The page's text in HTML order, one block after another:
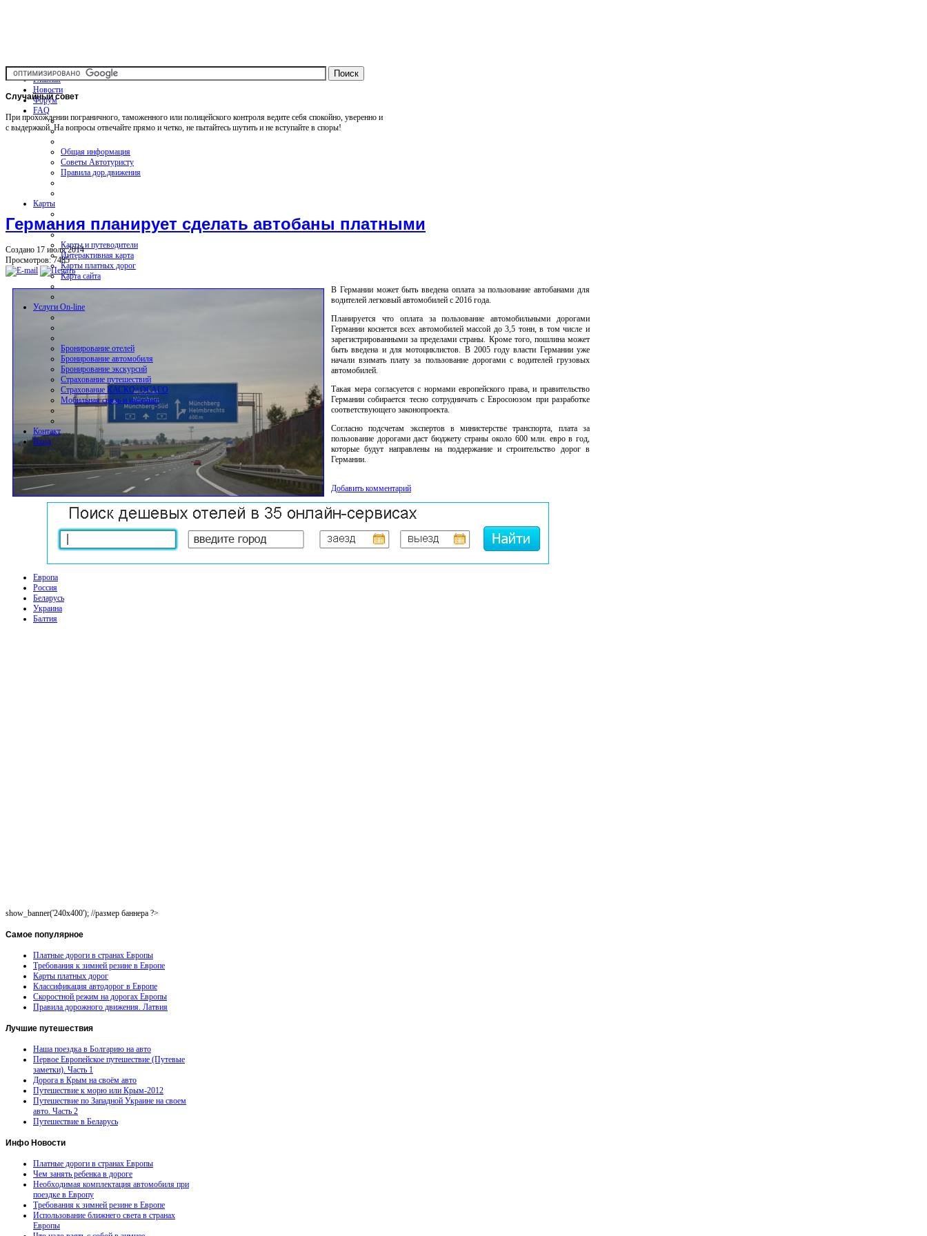
Главная
Новости
Форум
FAQ
Общая информация
Советы Автотуристу
Правила дор.движения
Карты
Карты и путеводители
Интерактивная карта
Карты платных дорог
Карта сайта
Услуги On-line
Бронирование отелей
Бронирование автомобиля
Бронирование экскурсий
Страхование путешествий
Страхование КАСКО+ОСАГО
Мобильная связь и интернет
Контакт
Вход
Случайныйсовет
При прохождении пограничного, таможенного или полицейского контроля ведите себя спокойно, уверенно и
с выдержкой. На вопросы отвечайте прямо и четко, не пытайтесь шутить и не вступайте в споры!
Германия планирует сделать автобаны платными
Создано 17 июля 2014
Просмотров: 7485
В Германии может быть введена оплата за пользование автобанами для
водителей легковый автомобилей с 2016 года.
Планируется что оплата за пользование автомобильными дорогами
Германии коснется всех автомобилей массой до 3,5 тонн, в том числе и
зарегистрированными за пределами страны. Кроме того, пошлина может
быть введена и для мотоциклистов. В 2005 году власти Германии уже
начали взимать плату за пользование дорогами с водителей грузовых
автомобилей.
Такая мера согласуется с нормами европейского права, и правительство
Германии собирается тесно сотрудничать с Евросоюзом при разработке
соответствующего законопроекта.
Согласно подсчетам экспертов в министерстве транспорта, плата за
пользование дорогами даст бюджету страны около 600 млн. евро в год,
которые будут направлены на поддержание и строительство дорог в
Германии.
Добавить комментарий
Европа
Россия
Беларусь
Украина
Балтия
show_banner('240x400'); //размер баннера ?>
Самое популярное
Платные дороги в странах Европы
Требования к зимней резине в Европе
Карты платных дорог
Классификация автодорог в Европе
Скоростной режим на дорогах Европы
Правила дорожного движения. Латвия
Лучшие путешествия
Наша поездка в Болгарию на авто
Первое Европейское путешествие (Путевые
заметки). Часть 1
Дорога в Крым на своём авто
Путешествие к морю или Крым-2012
Путешествие по Западной Украине на своем
авто. Часть 2
Путешествие в Беларусь
Инфо Новости
Платные дороги в странах Европы
Чем занять ребенка в дороге
Необходимая комплектация автомобиля при
поездке в Европу
Требования к зимней резине в Европе
Использование ближнего света в странах
Европы